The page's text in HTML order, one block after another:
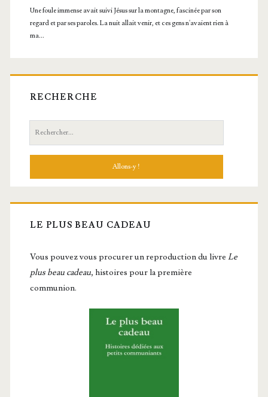
RECHERCHE
Recherche:
LE PLUS BEAU CADEAU
Vous pou­vez vous pro­cu­rer un repro­duc­tion du livre Le
plus beau cadeau, histoires pour la première
communion.